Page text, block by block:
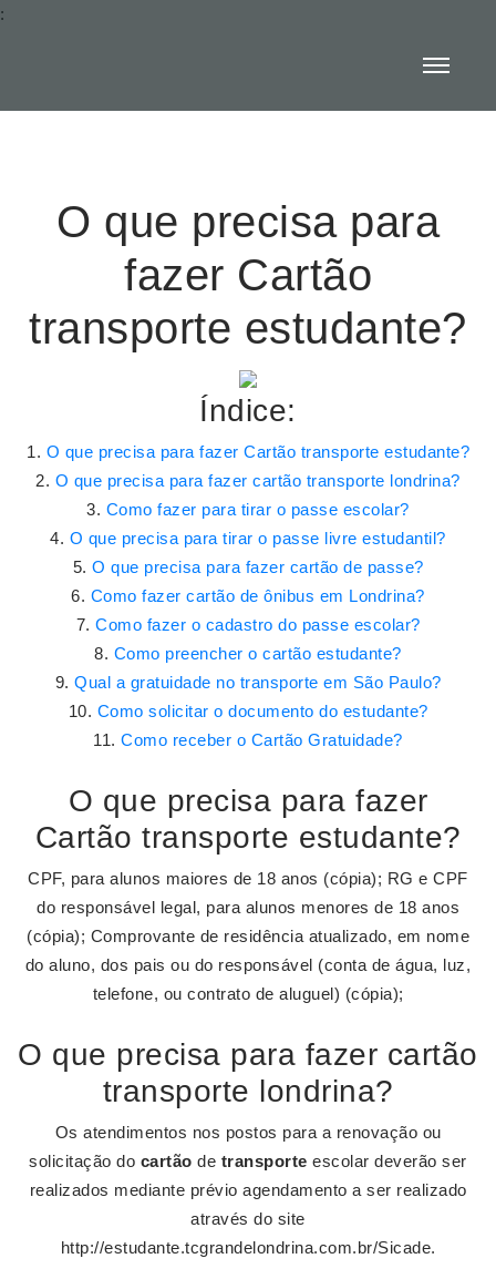
:
O que precisa para
fazer Cartão
transporte estudante?
Índice:
O que precisa para fazer Cartão transporte estudante?
O que precisa para fazer cartão transporte londrina?
Como fazer para tirar o passe escolar?
O que precisa para tirar o passe livre estudantil?
O que precisa para fazer cartão de passe?
Como fazer cartão de ônibus em Londrina?
Como fazer o cadastro do passe escolar?
Como preencher o cartão estudante?
Qual a gratuidade no transporte em São Paulo?
Como solicitar o documento do estudante?
Como receber o Cartão Gratuidade?
O que precisa para fazer
Cartão transporte estudante?
CPF, para alunos maiores de 18 anos (cópia); RG e CPF
do responsável legal, para alunos menores de 18 anos
(cópia); Comprovante de residência atualizado, em nome
do aluno, dos pais ou do responsável (conta de água, luz,
telefone, ou contrato de aluguel) (cópia);
O que precisa para fazer cartão
transporte londrina?
Os atendimentos nos postos para a renovação ou
solicitação do cartão de transporte escolar deverão ser
realizados mediante prévio agendamento a ser realizado
através do site
http://estudante.tcgrandelondrina.com.br/Sicade.